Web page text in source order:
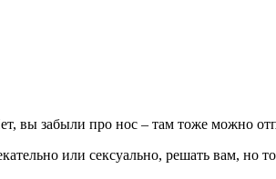
вы забыли про нос – там тоже можно
или сексуально, решать вам, но